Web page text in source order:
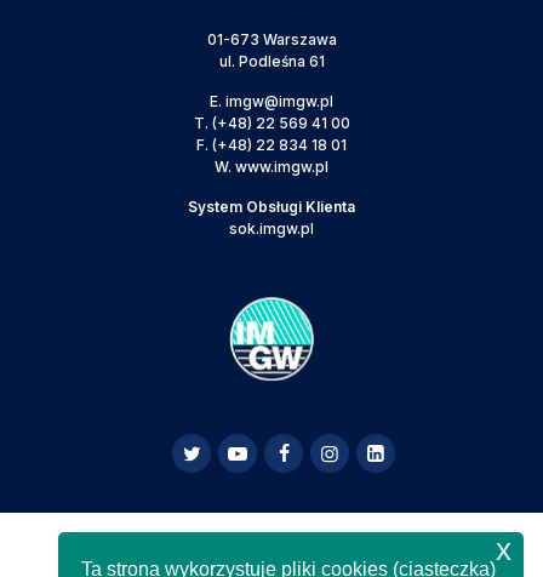
01-673 Warszawa
ul. Podleśna 61
E. imgw@imgw.pl
T. (+48) 22 569 41 00
F. (+48) 22 834 18 01
W. www.imgw.pl
System Obsługi Klienta
sok.imgw.pl
PIB,
Ta strona wykorzystuje pliki cookies (ciasteczka)
x